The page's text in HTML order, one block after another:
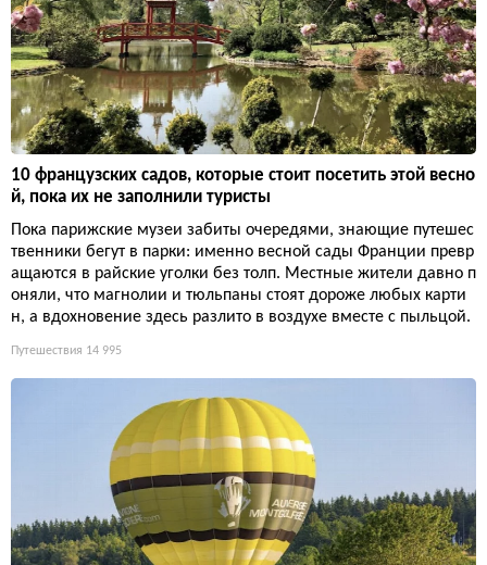
10 французских садов, которые стоит посетить этой весно
й, пока их не заполнили туристы
Пока парижские музеи забиты очередями, знающие путешес
твенники бегут в парки: именно весной сады Франции превр
ащаются в райские уголки без толп. Местные жители давно п
оняли, что магнолии и тюльпаны стоят дороже любых карти
н, а вдохновение здесь разлито в воздухе вместе с пыльцой.
Путешествия 14 995